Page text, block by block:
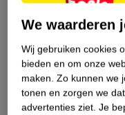
Productinformatie
Etiketinformatie
We waarderen
Wij gebruiken cookies
bieden en om onze
maken. Zo kunnen we
tonen en zorgen we
advertenties ziet. Je